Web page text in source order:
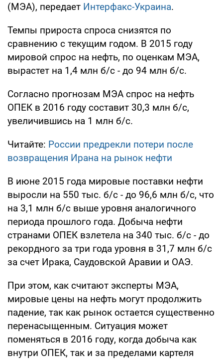
(МЭА), передает Интерфакс-Украина.
Темпы прироста спроса снизятся по
сравнению с текущим годом. В 2015 году
мировой спрос на нефть, по оценкам МЭА,
вырастет на 1,4 млн б/с - до 94 млн б/с.
Согласно прогнозам МЭА спрос на нефть
ОПЕК в 2016 году составит 30,3 млн б/с,
увеличившись на 1 млн б/с.
Читайте: России предрекли потери после
возвращения Ирана на рынок нефти
В июне 2015 года мировые поставки нефти
выросли на 550 тыс. б/с - до 96,6 млн б/с, что
на 3,1 млн б/с выше уровня аналогичного
периода прошлого года. Добыча нефти
странами ОПЕК взлетела на 340 тыс. б/с - до
рекордного за три года уровня в 31,7 млн б/с
за счет Ирака, Саудовской Аравии и ОАЭ.
При этом, как считают эксперты МЭА,
мировые цены на нефть могут продолжить
падение, так как рынок остается существенно
перенасыщенным. Ситуация может
поменяться в 2016 году, когда добыча как
внутри ОПЕК, так и за пределами картеля